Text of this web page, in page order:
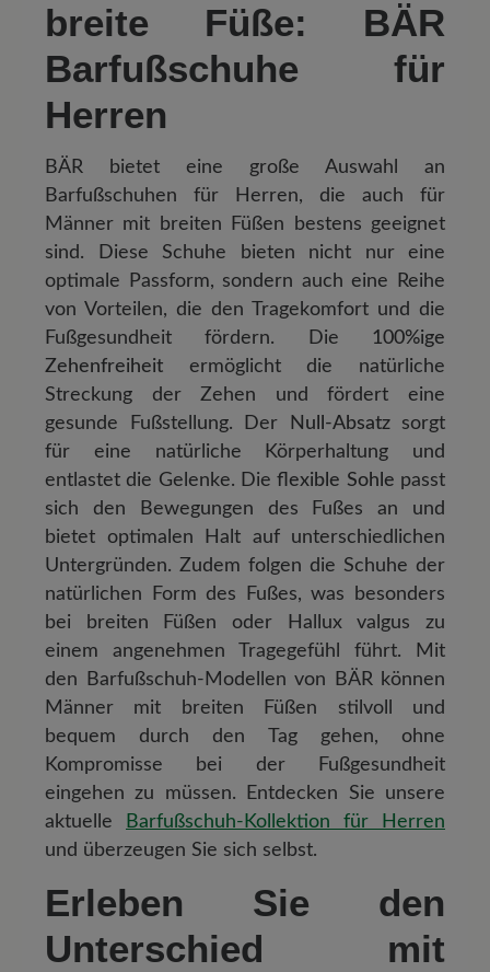
breite Füße: BÄR
Barfußschuhe für
Herren
BÄR bietet eine große Auswahl an
Barfußschuhen für Herren, die auch für
Männer mit breiten Füßen bestens geeignet
sind. Diese Schuhe bieten nicht nur eine
optimale Passform, sondern auch eine Reihe
von Vorteilen, die den Tragekomfort und die
Fußgesundheit fördern. Die 100%ige
Zehenfreiheit ermöglicht die natürliche
Streckung der Zehen und fördert eine
gesunde Fußstellung. Der
Null-Absatzsorgt
für eine natürliche Körperhaltung und
entlastet die Gelenke. Dieflexible Sohle passt
sich den Bewegungen des Fußes an und
bietet optimalen Halt auf unterschiedlichen
Untergründen. Zudem folgen die Schuhe der
natürlichen Form des Fußes, was besonders
bei breiten Füßen oder Hallux valgus zu
einem angenehmen Tragegefühl führt. Mit
den Barfußschuh-Modellen von BÄR können
Männer mit breiten Füßen stilvoll und
bequem durch den Tag gehen, ohne
Kompromisse bei der Fußgesundheit
eingehen zu müssen. Entdecken Sie unsere
aktuelle
Barfußschuh-Kollektion für Herren
und überzeugen Sie sich selbst.
Erleben Sie den
Unterschied mit